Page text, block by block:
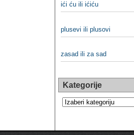
ići ću ili ićiću
plusevi ili plusovi
zasad ili za sad
Kategorije
Kategorije